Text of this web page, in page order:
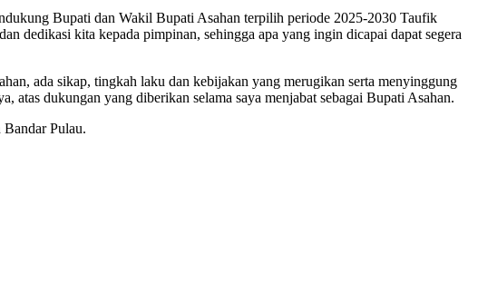
Bupati dan Wakil Bupati Asahan terpilih periode 2025-2030 Taufik
dedikasi kita kepada pimpinan, sehingga apa yang ingin dicapai dapat segera
ada sikap, tingkah laku dan kebijakan yang merugikan serta menyinggung
atas dukungan yang diberikan selama saya menjabat sebagai Bupati Asahan.
Pulau.